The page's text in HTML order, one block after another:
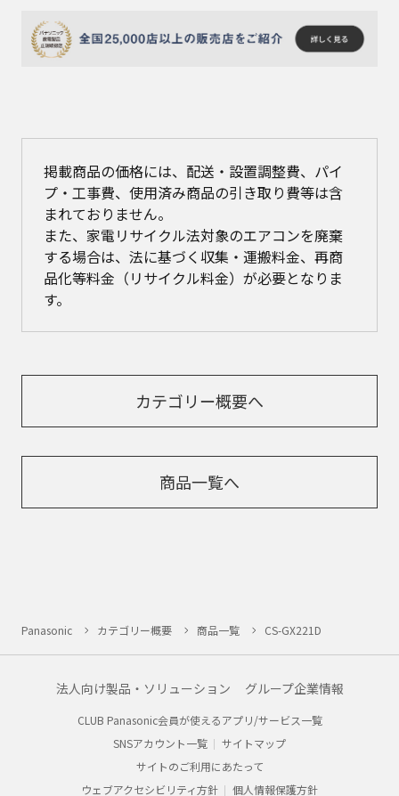
掲載商品の価格には、配送・設置調整費、パイ
プ・工事費、使用済み商品の引き取り費等は含
まれておりません。
また、家電リサイクル法対象のエアコンを廃棄
する場合は、法に基づく収集・運搬料金、再商
品化等料金（リサイクル料金）が必要となりま
す。
カテゴリー概要へ
商品一覧へ
Panasonic カテゴリー概要 商品一覧 CS-GX221D
法人向け製品・ソリューション グループ企業情報
CLUB Panasonic会員が使えるアプリ/サービス一覧
SNSアカウント一覧
サイトマップ
サイトのご利用にあたって
ウェブアクセシビリティ方針
個人情報保護方針